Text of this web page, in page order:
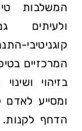
המשלבות
ולעיתים
קוגניטיבי-
המרכזיים
בזיהוי
ומסייע
הדחף לקנות.